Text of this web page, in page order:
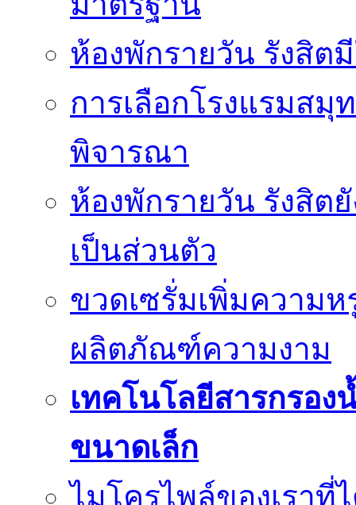
ห้องพักรายวัน รังสิต
การเลือกโรงแรมสมุ
พิจารณา
ห้องพักรายวัน รังสิต
เป็นส่วนตัว
ขวดเซรั่มเพิ่มความ
ผลิตภัณฑ์ความงาม
เทคโนโลยีสารกรอ
ขนาดเล็ก
ไมโครไพล์ของเรา